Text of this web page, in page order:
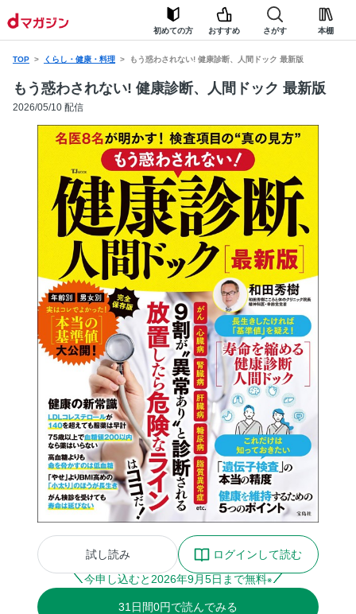
初めての方 おすすめ さがす 本棚
TOP くらし・健康・料理 もう惑わされない! 健康診断、人間ドック 最新版
もう惑わされない! 健康診断、人間ドック 最新版
2026/05/10 配信
試し読み
ログインして読む
今申し込むと 2026年9月5日まで無料※
31 日間0円で読んでみる